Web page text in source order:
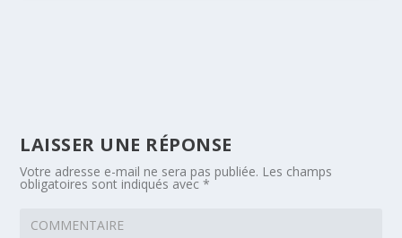
LAISSER UNE RÉPONSE
Votre adresse e-mail ne sera pas publiée. Les champs
obligatoires sont indiqués avec*